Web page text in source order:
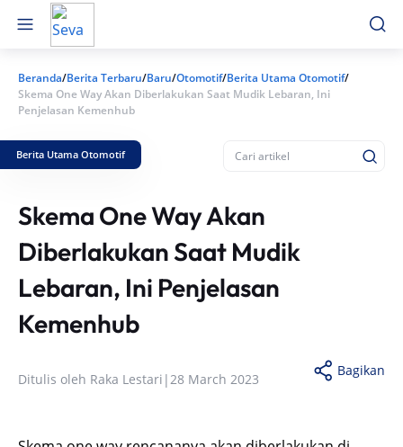
Beranda/Berita Terbaru/Baru/Otomotif/
Berita Utama Otomotif/
Skema One Way Akan Diberlakukan Saat Mudik Lebaran, Ini
Skema One Way Akan
Diberlakukan Saat Mudik
Lebaran, Ini Penjelasan